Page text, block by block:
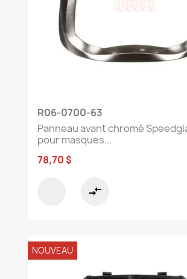
R06-0700-63
Panneau avant chromé
pour masques...
78,70 $
compare_arrows
NOUVEAU